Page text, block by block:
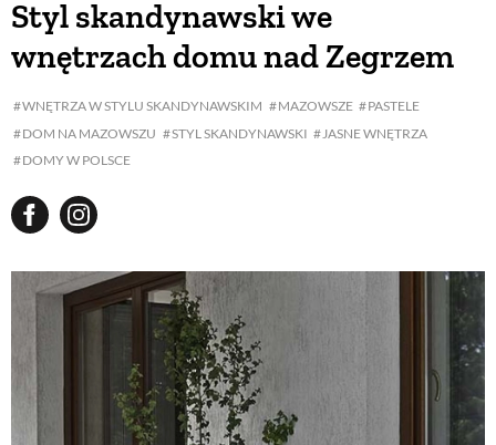
Styl skandynawski we
wnętrzach domu nad Zegrzem
WNĘTRZA W STYLU SKANDYNAWSKIM MAZOWSZE
PASTELE
DOM NA MAZOWSZU
STYL SKANDYNAWSKI
JASNE WNĘTRZA
DOMY W POLSCE
BUDUJEMY DOM
OGRÓD
ROŚLINY OGRODOWE
PORADY
ZIELEŃ W DOMU